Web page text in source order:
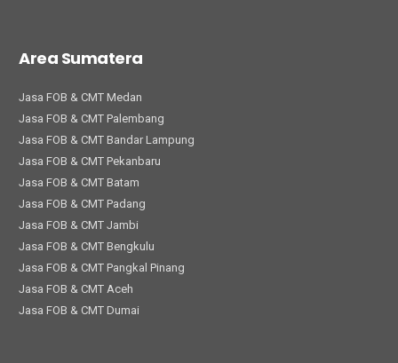
Area Sumatera
Jasa FOB & CMT Medan
Jasa FOB & CMT Palembang
Jasa FOB & CMT Bandar Lampung
Jasa FOB & CMT Pekanbaru
Jasa FOB & CMT Batam
Jasa FOB & CMT Padang
Jasa FOB & CMT Jambi
Jasa FOB & CMT Bengkulu
Jasa FOB & CMT Pangkal Pinang
Jasa FOB & CMT Aceh
Jasa FOB & CMT Dumai